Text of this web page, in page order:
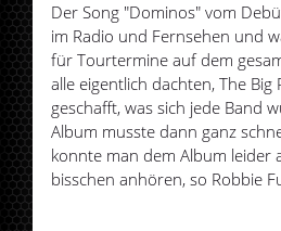
Der Song "Dominos" vom
im Radio und Fernsehen und
für Tourtermine auf dem
alle eigentlich dachten, The Big
geschafft, was sich jede Band
Album musste dann ganz
konnte man dem Album leider
bisschen anhören, so Robbie